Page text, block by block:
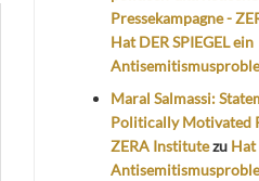
Pressekampagne -
Hat DER SPIEGEL ein
Maral Salmassi:
Politically Motivated
ZERA Institutezu Hat